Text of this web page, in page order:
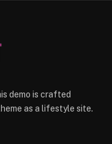
demo is crafted
as a lifestyle site.